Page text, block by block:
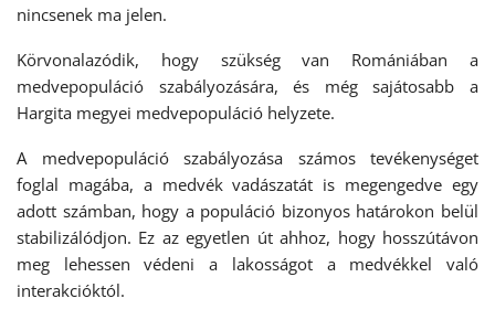
nincsenek ma jelen.
Körvonalazódik, hogy szükség van Romániában a
medvepopuláció szabályozására, és még sajátosabb a
Hargita megyei medvepopuláció helyzete.
A medvepopuláció szabályozása számos tevékenységet
foglal magába, a medvék vadászatát is megengedve egy
adott számban, hogy a populáció bizonyos határokon belül
stabilizálódjon. Ez az egyetlen út ahhoz, hogy hosszútávon
meg lehessen védeni a lakosságot a medvékkel való
interakcióktól.